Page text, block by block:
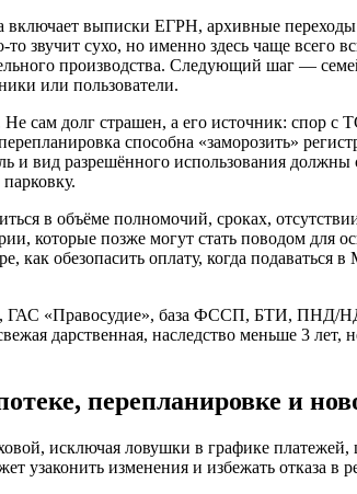
выписки ЕГРН, архивные
звучит сухо, но именно здесь чаще
производства. Следующий шаг —
или пользователи.
сам долг страшен, а его источник: спор
способна «заморозить»
и вид разрешённого использования
в объёме полномочий, сроках,
которые позже могут стать поводом для
как обезопасить оплату, когда
«Правосудие», база ФССП, БТИ, ПНД/НД
дарственная, наследство меньше 3
перепланировке и
исключая ловушки в графике
узаконить изменения и избежать отказа в